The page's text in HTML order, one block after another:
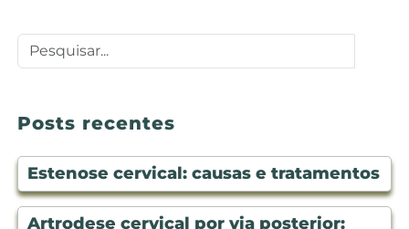
Posts recentes
Estenose cervical: causas e tratamentos
Artrodese cervical por via posterior: